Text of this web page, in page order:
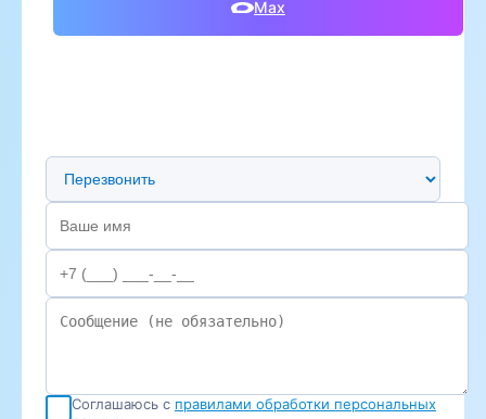
Max
Предпочтительный способ связи
Соглашаюсь с правилами обработки персональных